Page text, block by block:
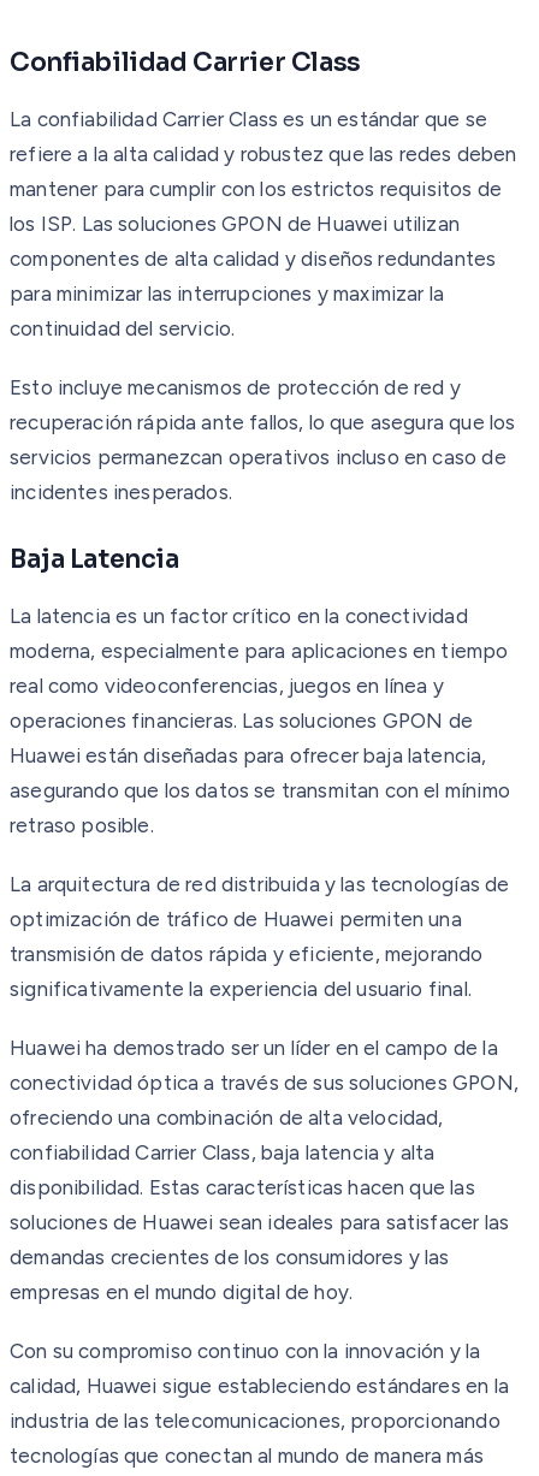
Confiabilidad Carrier Class
La confiabilidad Carrier Class es un estándar que se
refiere a la alta calidad y robustez que las redes deben
mantener para cumplir con los estrictos requisitos de
los ISP. Las soluciones GPON de Huawei utilizan
componentes de alta calidad y diseños redundantes
para minimizar las interrupciones y maximizar la
continuidad del servicio.
Esto incluye mecanismos de protección de red y
recuperación rápida ante fallos, lo que asegura que los
servicios permanezcan operativos incluso en caso de
incidentes inesperados.
Baja Latencia
La latencia es un factor crítico en la conectividad
moderna, especialmente para aplicaciones en tiempo
real como videoconferencias, juegos en línea y
operaciones financieras. Las soluciones GPON de
Huawei están diseñadas para ofrecer baja latencia,
asegurando que los datos se transmitan con el mínimo
retraso posible.
La arquitectura de red distribuida y las tecnologías de
optimización de tráfico de Huawei permiten una
transmisión de datos rápida y eficiente, mejorando
significativamente la experiencia del usuario final.
Huawei ha demostrado ser un líder en el campo de la
conectividad óptica a través de sus soluciones GPON,
ofreciendo una combinación de alta velocidad,
confiabilidad Carrier Class, baja latencia y alta
disponibilidad. Estas características hacen que las
soluciones de Huawei sean ideales para satisfacer las
demandas crecientes de los consumidores y las
empresas en el mundo digital de hoy.
Con su compromiso continuo con la innovación y la
calidad, Huawei sigue estableciendo estándares en la
industria de las telecomunicaciones, proporcionando
tecnologías que conectan al mundo de manera más